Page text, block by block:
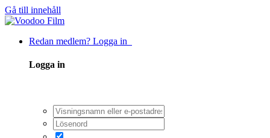
Gå till innehåll
Redan medlem? Logga in
Logga in